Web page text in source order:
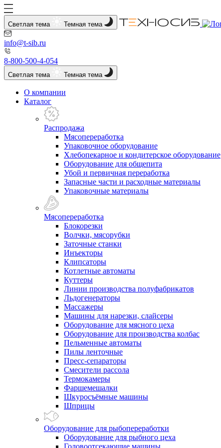
Светлая тема Темная тема
info@t-sib.ru
8-800-500-4-054
Светлая тема Темная тема
О компании
Каталог
Распродажа
Мясопереработка
Упаковочное оборудование
Хлебопекарное и кондитерское оборудование
Оборудование для общепита
Убой и первичная переработка
Запасные части и расходные материалы
Упаковочные материалы
Мясопереработка
Блокорезки
Волчки, мясорубки
Заточные станки
Инъекторы
Клипсаторы
Котлетные автоматы
Куттеры
Линии производства полуфабрикатов
Льдогенераторы
Массажеры
Машины для нарезки, слайсеры
Оборудование для мясного цеха
Оборудование для производства колбас
Пельменные автоматы
Пилы ленточные
Пресс-сепараторы
Смесители рассола
Термокамеры
Фаршемешалки
Шкуросъёмные машины
Шприцы
Оборудование для рыбопереработки
Оборудование для рыбного цеха
Головоотсекающие машины